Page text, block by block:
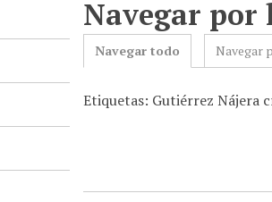
Navegar por
Navegar todo Navegar
Etiquetas: Gutiérrez Nájera